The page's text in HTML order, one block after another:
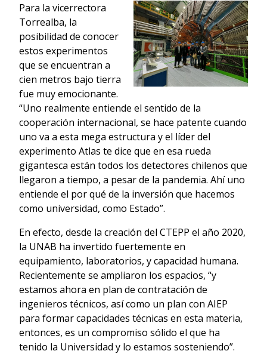
Para la vicerrectora
Torrealba, la
posibilidad de conocer
estos experimentos
que se encuentran a
cien metros bajo tierra
fue muy emocionante.
“Uno realmente entiende el sentido de la
cooperación internacional, se hace patente cuando
uno va a esta mega estructura y el líder del
experimento Atlas te dice que en esa rueda
gigantesca están todos los detectores chilenos que
llegaron a tiempo, a pesar de la pandemia. Ahí uno
entiende el por qué de la inversión que hacemos
como universidad, como Estado”.
En efecto, desde la creación del CTEPP el año 2020,
la UNAB ha invertido fuertemente en
equipamiento, laboratorios, y capacidad humana.
Recientemente se ampliaron los espacios, “y
estamos ahora en plan de contratación de
ingenieros técnicos, así como un plan con AIEP
para formar capacidades técnicas en esta materia,
entonces, es un compromiso sólido el que ha
tenido la Universidad y lo estamos sosteniendo”.